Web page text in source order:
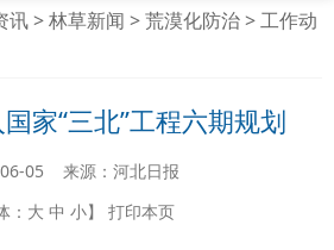
讯>林草新闻 >荒漠化防治>工作动
家“三北”工程六期规划
05 来源：河北日报
： 大 中 小】 打印本页